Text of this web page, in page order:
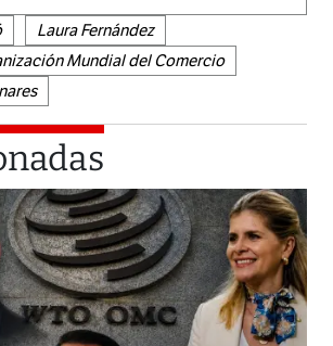
Laura Fernández
Mundial del Comercio